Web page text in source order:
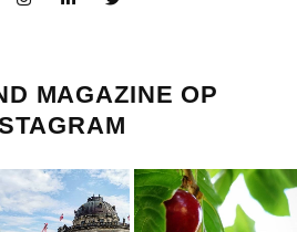
MAGAZINE OP